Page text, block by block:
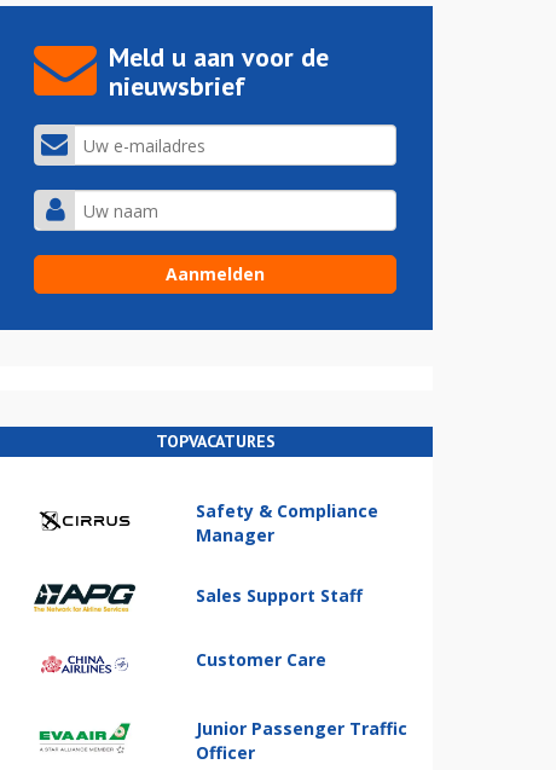
Meld u aan voor de
nieuwsbrief
TOPVACATURES
Safety & Compliance
Manager
Sales Support Staff
Customer Care
Junior Passenger Traffic
Officer